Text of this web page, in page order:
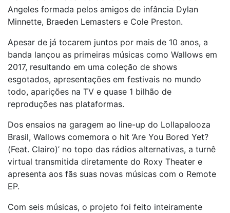
Angeles formada pelos amigos de infância Dylan
Minnette, Braeden Lemasters e Cole Preston.
Apesar de já tocarem juntos por mais de 10 anos, a
banda lançou as primeiras músicas como Wallows em
2017, resultando em uma coleção de shows
esgotados, apresentações em festivais no mundo
todo, aparições na TV e quase 1 bilhão de
reproduções nas plataformas.
Dos ensaios na garagem ao line-up do Lollapalooza
Brasil, Wallows comemora o hit ‘Are You Bored Yet?
(Feat. Clairo)’ no topo das rádios alternativas, a turnê
virtual transmitida diretamente do Roxy Theater e
apresenta aos fãs suas novas músicas com o Remote
EP.
Com seis músicas, o projeto foi feito inteiramente